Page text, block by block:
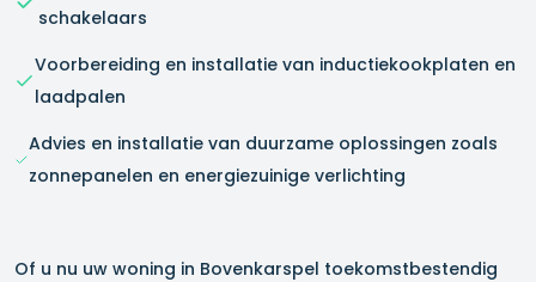
schakelaars
Voorbereiding en installatie van inductiekookplaten en
laadpalen
Advies en installatie van duurzame oplossingen zoals
zonnepanelen en energiezuinige verlichting
Of u nu uw woning in Bovenkarspel toekomstbestendig